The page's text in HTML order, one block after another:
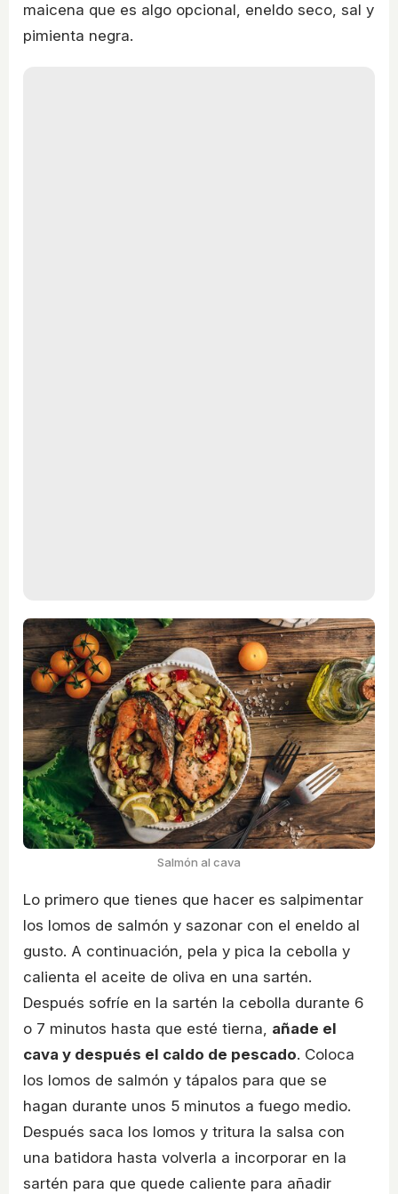
maicena que es algo opcional, eneldo seco, sal y
pimienta negra.
Salmón al cava
Lo primero que tienes que hacer es salpimentar
los lomos de salmón y sazonar con el eneldo al
gusto. A continuación, pela y pica la cebolla y
calienta el aceite de oliva en una sartén.
Después sofríe en la sartén la cebolla durante 6
o 7 minutos hasta que esté tierna, añade el
cava y después el caldo de pescado. Coloca
los lomos de salmón y tápalos para que se
hagan durante unos 5 minutos a fuego medio.
Después saca los lomos y tritura la salsa con
una batidora hasta volverla a incorporar en la
sartén para que quede caliente para añadir